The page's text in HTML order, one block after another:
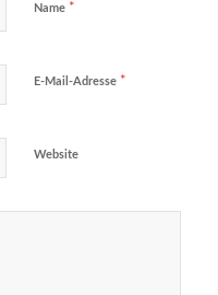
Name *
E-Mail-Adresse *
Website